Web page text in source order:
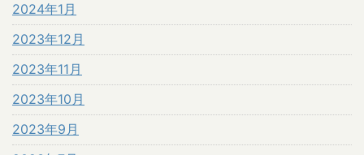
2024年1月
2023年12月
2023年11月
2023年10月
2023年9月